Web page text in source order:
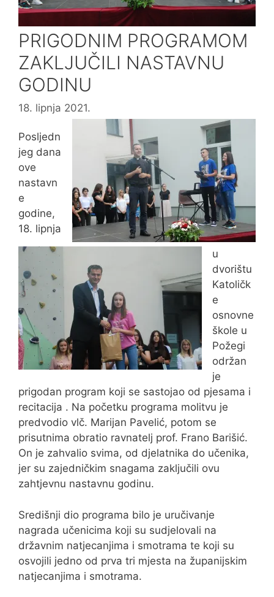
PRIGODNIM PROGRAMOM
ZAKLJUČILI NASTAVNU
GODINU
18. lipnja 2021.
Posljedn
jeg dana
ove
nastavn
e
godine,
18. lipnja
u
dvorištu
Katoličk
e
osnovne
škole u
Požegi
održan
je
prigodan program koji se sastojao od pjesama i
recitacija . Na početku programa molitvu je
predvodio vlč. Marijan Pavelić, potom se
prisutnima obratio ravnatelj prof. Frano Barišić.
On je zahvalio svima, od djelatnika do učenika,
jer su zajedničkim snagama zaključili ovu
zahtjevnu nastavnu godinu.
Središnji dio programa bilo je uručivanje
nagrada učenicima koji su sudjelovali na
državnim natjecanjima i smotrama te koji su
osvojili jedno od prva tri mjesta na županijskim
natjecanjima i smotrama.